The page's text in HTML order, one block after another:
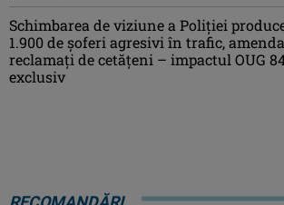
Schimbarea de viziune a Poliţiei
1.900 de şoferi agresivi în trafic,
reclamaţi de cetăţeni – impactul OUG
exclusiv